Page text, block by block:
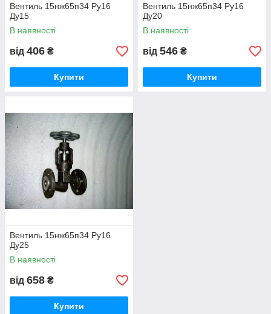
Вентиль 15нж65п34 Ру16
Ду15
В наявності
від 406 ₴
Купити
Вентиль 15нж65п34 Ру16
Ду20
В наявності
від 546 ₴
Купити
Вентиль 15нж65п34 Ру16
Ду25
В наявності
від 658 ₴
Купити